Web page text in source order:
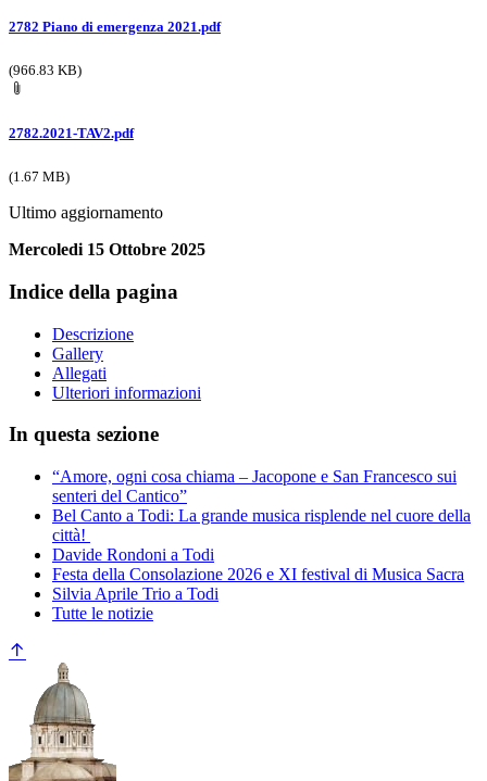
2782 Piano di emergenza 2021.pdf
(966.83 KB)
2782.2021-TAV2.pdf
(1.67 MB)
Ultimo aggiornamento
Mercoledi 15 Ottobre 2025
Indice della pagina
Descrizione
Gallery
Allegati
Ulteriori informazioni
In questa sezione
“Amore, ogni cosa chiama – Jacopone e San Francesco sui
senteri del Cantico”
Bel Canto a Todi: La grande musica risplende nel cuore della
città!
Davide Rondoni a Todi
Festa della Consolazione 2026 e XI festival di Musica Sacra
Silvia Aprile Trio a Todi
Tutte le notizie